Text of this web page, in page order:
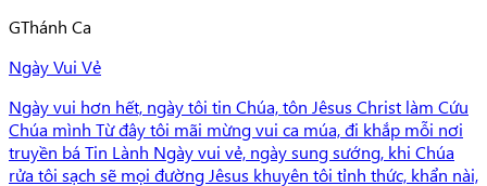
GThánh Ca
Ngày Vui Vẻ
Ngày vui hơn hết, ngày tôi tin Chúa, tôn Jêsus Christ làm Cứu
Chúa mình Từ đây tôi mãi mừng vui ca múa, đi khắp mỗi nơi
truyền bá Tin Lành Ngày vui vẻ, ngày sung sướng, khi Chúa
rửa tôi sạch sẽ mọi đường Jêsus khuyên tôi tỉnh thức, khẩn nài,